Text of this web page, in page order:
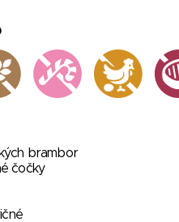
brambor
čočky